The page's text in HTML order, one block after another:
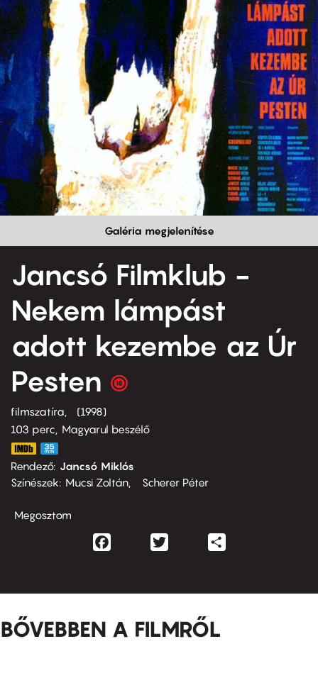
Galéria megjelenítése
Jancsó Filmklub -
Nekem lámpást
adott kezembe az Úr
Pesten
filmszatíra
1998
103 perc,
Magyarul beszélő
Rendező Jancsó Miklós
Színészek
Mucsi Zoltán Scherer Péter
Megosztom
Facebook
BŐVEBBEN A FILMRŐL